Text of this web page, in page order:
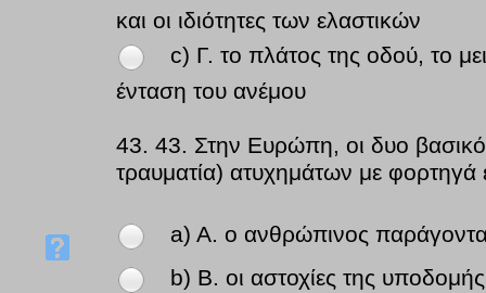
και οι ιδιότητες των ελαστικών
c) Γ. το πλάτος της οδού, το
ένταση του ανέμου
43. 43. Στην Ευρώπη, οι δυο
τραυματία) ατυχημάτων με φορτηγά
a) Α. ο ανθρώπινος
b) Β. οι αστοχίες της υποδομής